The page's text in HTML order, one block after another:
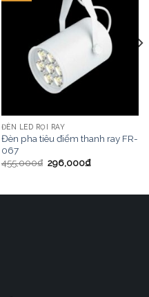
ĐÈN LED RỌI RAY
Đèn pha tiêu điểm thanh ray FR-
067
455,000₫ 296,000₫